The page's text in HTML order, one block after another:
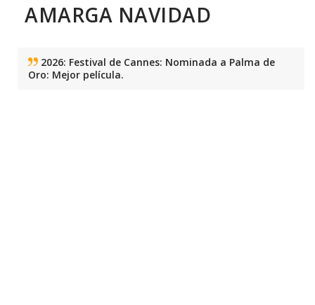
AMARGA NAVIDAD
2026: Festival de Cannes: Nominada a Palma de
Oro: Mejor película.